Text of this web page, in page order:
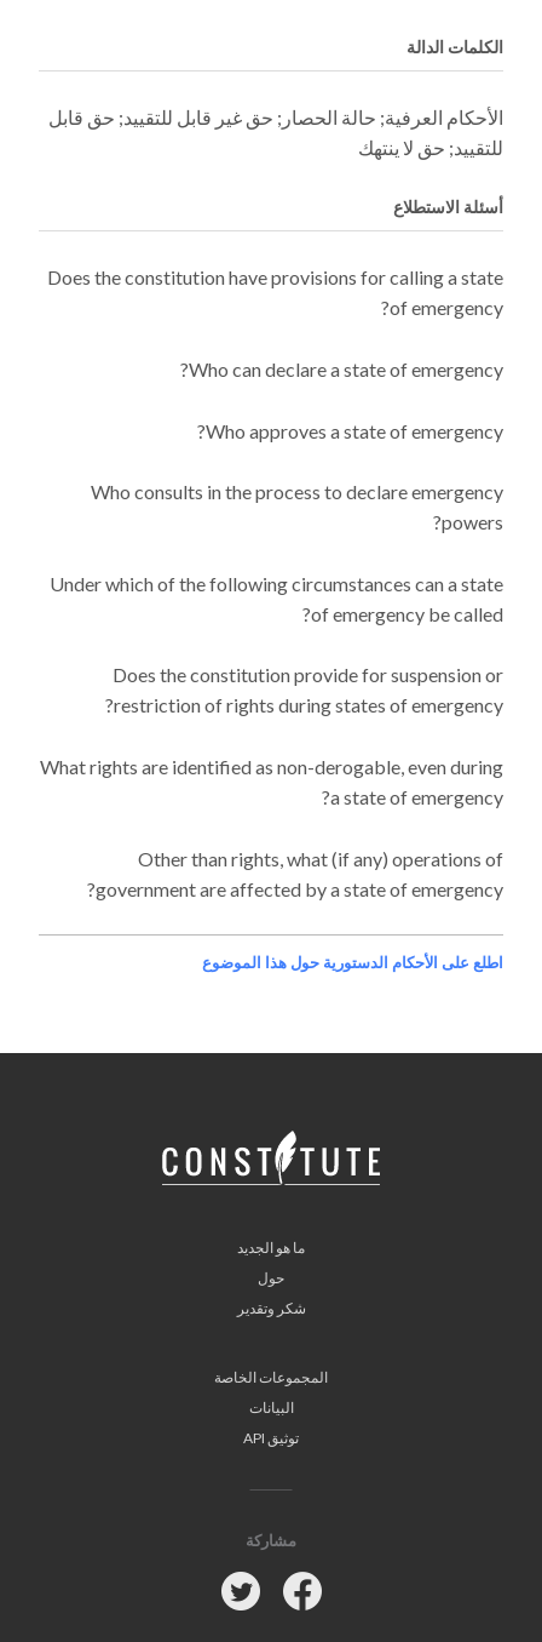
الكلمات الدالة
الأحكام العرفية; حالة الحصار; حق غير قابل للتقييد; حق قابل
للتقييد; حق لا ينتهك
أسئلة الاستطلاع
Does the constitution have provisions for calling a state
of emergency?
Who can declare a state of emergency?
Who approves a state of emergency?
Who consults in the process to declare emergency
powers?
Under which of the following circumstances can a state
of emergency be called?
Does the constitution provide for suspension or
restriction of rights during states of emergency?
What rights are identified as non-derogable, even during
a state of emergency?
Other than rights, what (if any) operations of
government are affected by a state of emergency?
اطلع على الأحكام الدستورية حول هذا الموضوع
ما هو الجديد
حول
شكر وتقدير
المجموعات الخاصة
البيانات
توثيق API
مشاركة
Facebook